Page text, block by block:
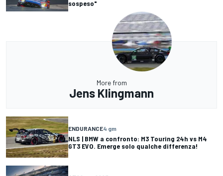
sospeso"
More from
Jens Klingmann
ENDURANCE4 gm
NLS | BMW a confronto: M3 Touring 24h vs M4
GT3 EVO. Emerge solo qualche differenza!